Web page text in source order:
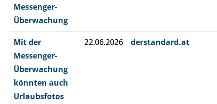
Messenger-
Überwachung
Mit der
Messenger-
Überwachung
könnten auch
Urlaubsfotos
22.06.2026 derstandard.at